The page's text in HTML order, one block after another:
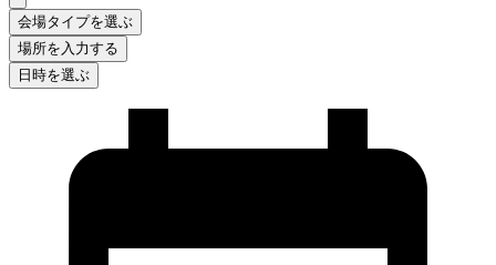
会場タイプを選ぶ
場所を入力する
日時を選ぶ